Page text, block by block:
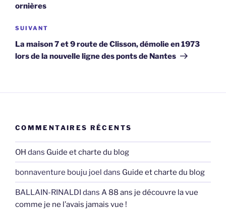
ornières
Article
suivant
SUIVANT
La maison 7 et 9 route de Clisson, démolie en 1973
lors de la nouvelle ligne des ponts de Nantes
COMMENTAIRES RÉCENTS
OH dans Guide et charte du blog
bonnaventure bouju joel dans Guide et charte du blog
BALLAIN-RINALDI dans A 88 ans je découvre la vue
comme je ne l’avais jamais vue !